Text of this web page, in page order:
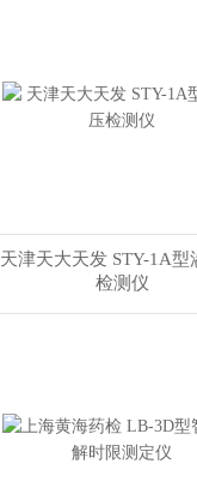
天津天大天发 STY-1A型
检测仪